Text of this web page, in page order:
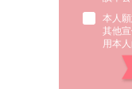
本人
其他
用本